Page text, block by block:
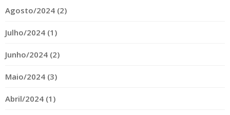
Agosto/2024 (2)
Julho/2024 (1)
Junho/2024 (2)
Maio/2024 (3)
Abril/2024 (1)